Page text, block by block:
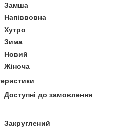
Замша
Напіввовна
Хутро
Зима
Новий
Жіноча
Доступні до замовлення
Закруглений